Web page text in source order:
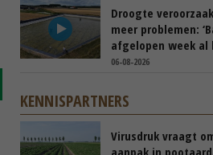
Droogte
meer problemen:
afgelopen week al
06-08-2026
KENNISPARTNERS
Virusdruk vraagt
aanpak in